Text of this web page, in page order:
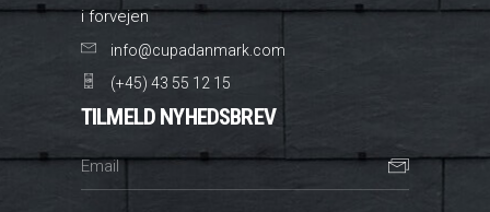
i forvejen
info@cupadanmark.com
(+45) 43 55 12 15
TILMELD NYHEDSBREV